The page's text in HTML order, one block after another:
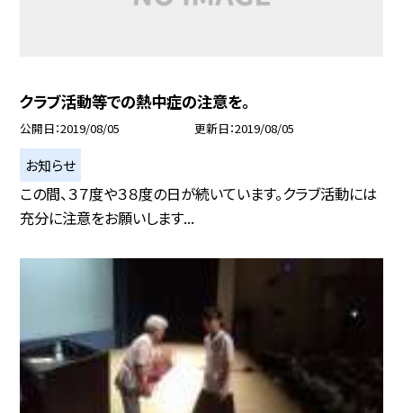
クラブ活動等での熱中症の注意を。
公開日 2019/08/05 更新日 2019/08/05
お知らせ
この間、３７度や３８度の日が続いています。クラブ活動には
充分に注意をお願いします...